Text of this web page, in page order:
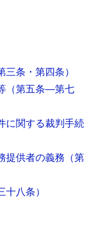
三条・第四条）
（第五条―第七
関する裁判手続
供者の義務 （第
八条）